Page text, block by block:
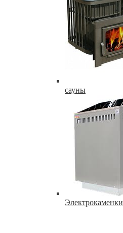
сауны
Электрокаменки